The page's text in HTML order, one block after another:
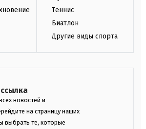
Теннис
Биатлон
Другие виды спорта
новостей и
на страницу наших
выбрать те, которые